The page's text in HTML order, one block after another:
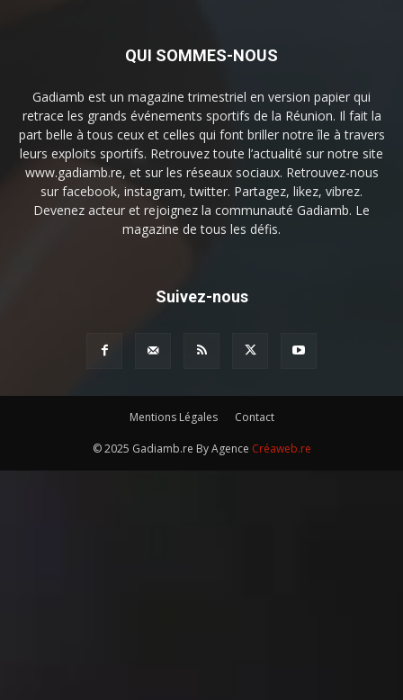
QUI SOMMES-NOUS
Gadiamb est un magazine trimestriel en version papier qui
retrace les grands événements sportifs de la Réunion. Il fait la
part belle à tous ceux et celles qui font briller notre île à travers
leurs exploits sportifs. Retrouvez toute l’actualité sur notre site
www.gadiamb.re, et sur les réseaux sociaux. Retrouvez-nous
sur facebook, instagram, twitter. Partagez, likez, vibrez.
Devenez acteur et rejoignez la communauté Gadiamb. Le
magazine de tous les défis.
Suivez-nous
Mentions Légales Contact
© 2025 Gadiamb.re By Agence Créaweb.re